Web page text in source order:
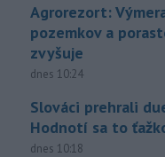
Agrorezort:
pozemkov a
zvyšuje
dnes 10:24
Slováci prehrali
Hodnotí sa to
dnes 10:18